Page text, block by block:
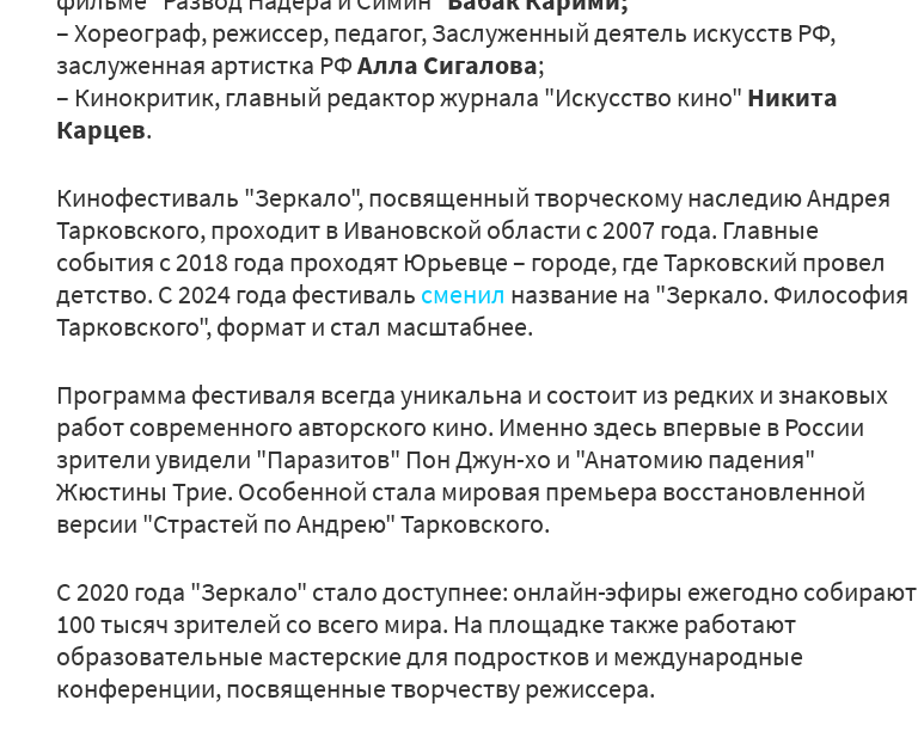
– Хореограф, режиссер, педагог, Заслуженный деятель искусств РФ,
заслуженная артистка РФАлла Сигалова;
– Кинокритик, главный редактор журнала "Искусство кино" Никита
Карцев.
Кинофестиваль "Зеркало", посвященный творческому наследию Андрея
Тарковского, проходит в Ивановской области с 2007 года. Главные
события с 2018 года проходят Юрьевце – городе, где Тарковский провел
детство. С 2024 года фестиваль сменил название на "Зеркало. Философия
Тарковского", формат и стал масштабнее.
Программа фестиваля всегда уникальна и состоит из редких и знаковых
работ современного авторского кино. Именно здесь впервые в России
зрители увидели "Паразитов" Пон Джун-хо и "Анатомию падения"
Жюстины Трие. Особенной стала мировая премьера восстановленной
версии "Страстей по Андрею" Тарковского.
С 2020 года "Зеркало" стало доступнее: онлайн-эфиры ежегодно собирают
100 тысяч зрителей со всего мира. На площадке также работают
образовательные мастерские для подростков и международные
конференции, посвященные творчеству режиссера.